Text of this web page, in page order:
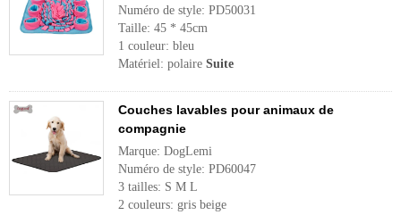
Numéro de style: PD50031
Taille: 45 * 45cm
1 couleur: bleu
Matériel: polaire Suite
Couches lavables pour animaux de
compagnie
Marque: DogLemi
Numéro de style: PD60047
3 tailles: S M L
2 couleurs: gris beige